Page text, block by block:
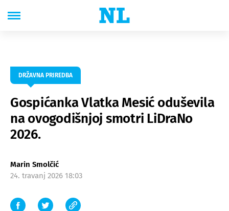
DRŽAVNA PRIREDBA
Gospićanka Vlatka Mesić oduševila
na ovogodišnjoj smotri LiDraNo
2026.
Marin Smolčić
24. travanj 2026 18:03